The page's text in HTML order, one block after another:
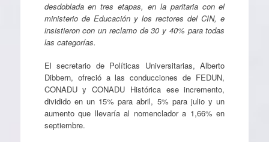
desdoblada en tres etapas, en la paritaria con el
ministerio de Educación y los rectores del CIN, e
insistieron con un reclamo de 30 y 40% para todas
las categorías.
El secretario de Políticas Universitarias, Alberto
Dibbern, ofreció a las conducciones de FEDUN,
CONADU y CONADU Histórica ese incremento,
dividido en un 15% para abril, 5% para julio y un
aumento que llevaría al nomenclador a 1,66% en
septiembre.